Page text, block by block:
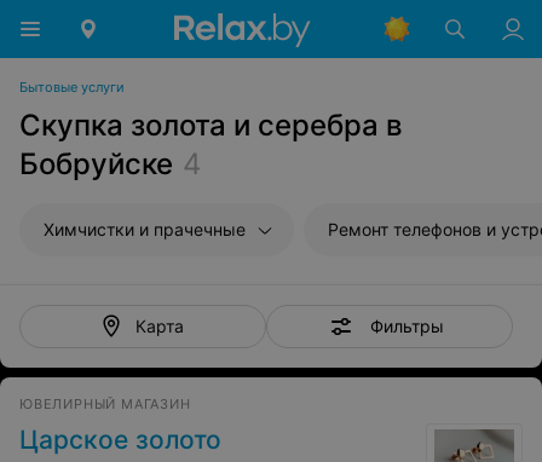
Бытовые услуги
Скупка золота и серебра в
Бобруйске 4
Химчистки и прачечные Ремонт телефонов и устройств
Карта Фильтры
ЮВЕЛИРНЫЙ МАГАЗИН
Царское золото